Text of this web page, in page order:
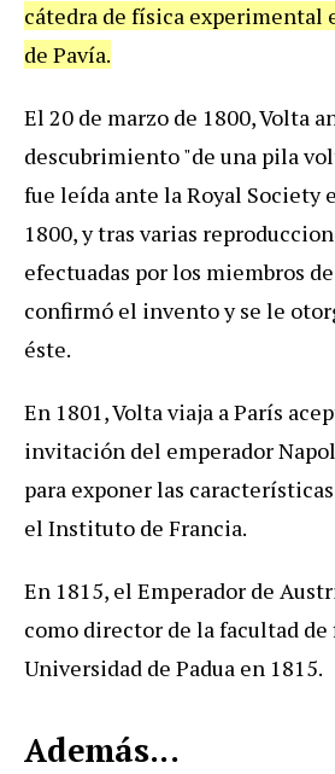
cátedra de física experimental
de Pavía.
El 20 de marzo de 1800, Volta
descubrimiento "de una pila
fue leída ante la Royal Society
1800, y tras varias
efectuadas por los miembros
confirmó el invento y se le
éste.
En 1801, Volta viaja a París
invitación del emperador
para exponer las
el Instituto de Francia.
En 1815, el Emperador de
como director de la facultad
Universidad de Padua en 1815.
Además...